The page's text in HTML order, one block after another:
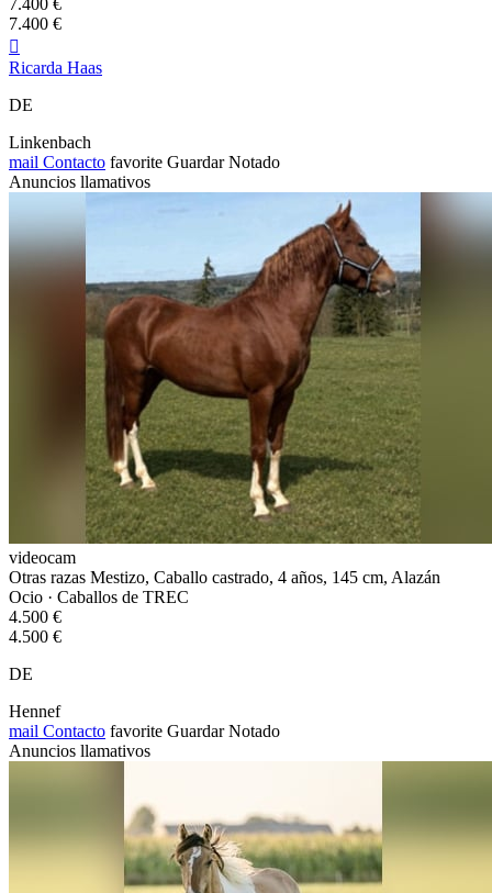
7.400 €

Ricarda Haas
DE
Linkenbach
mail Contacto favorite Guardar Notado
Anuncios llamativos
videocam
Otras razas Mestizo, Caballo castrado, 4 años, 145 cm, Alazán
Ocio · Caballos de TREC
4.500 €
4.500 €
DE
Hennef
mail Contacto favorite Guardar Notado
Anuncios llamativos